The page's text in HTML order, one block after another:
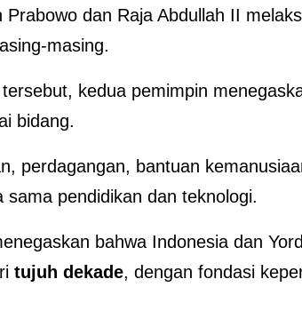
Prabowo dan Raja Abdullah II
masing.
kedua pemimpin
bidang.
perdagangan, bantuan
sama pendidikan dan teknologi.
bahwa Indonesia dan
tujuh dekade, dengan fondasi